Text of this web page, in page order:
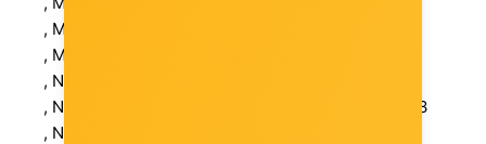
, Min. radna temperatura okoline: 0 °C
, Min. radna vlažnost: 10 %
, Neto težina (kg): 0.03 kg
, Networking Compliant Standards: Bluetooth 5.3
, Number of Ports: 1